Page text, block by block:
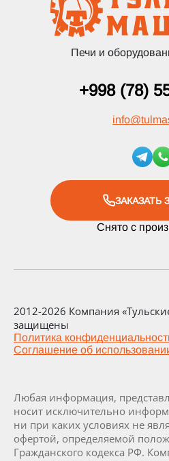
Печи и
+998 (78)
info@
ЗАКАЗАТЬ
Снято с
2012-2026 Компания
защищены
Политика
Соглашение об
Любая информация,
носит исключительно
ни при каких условиях не
офертой, определяемой
Гражданского кодекса РФ.